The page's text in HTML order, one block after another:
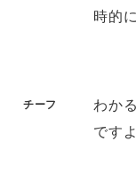
時的
チーフ
わか
です